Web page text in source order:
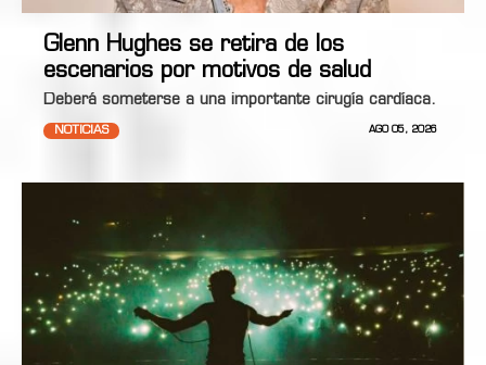
Glenn Hughes se retira de los
escenarios por motivos de salud
Deberá someterse a una importante cirugía cardíaca.
NOTICIAS AGO 05, 2026